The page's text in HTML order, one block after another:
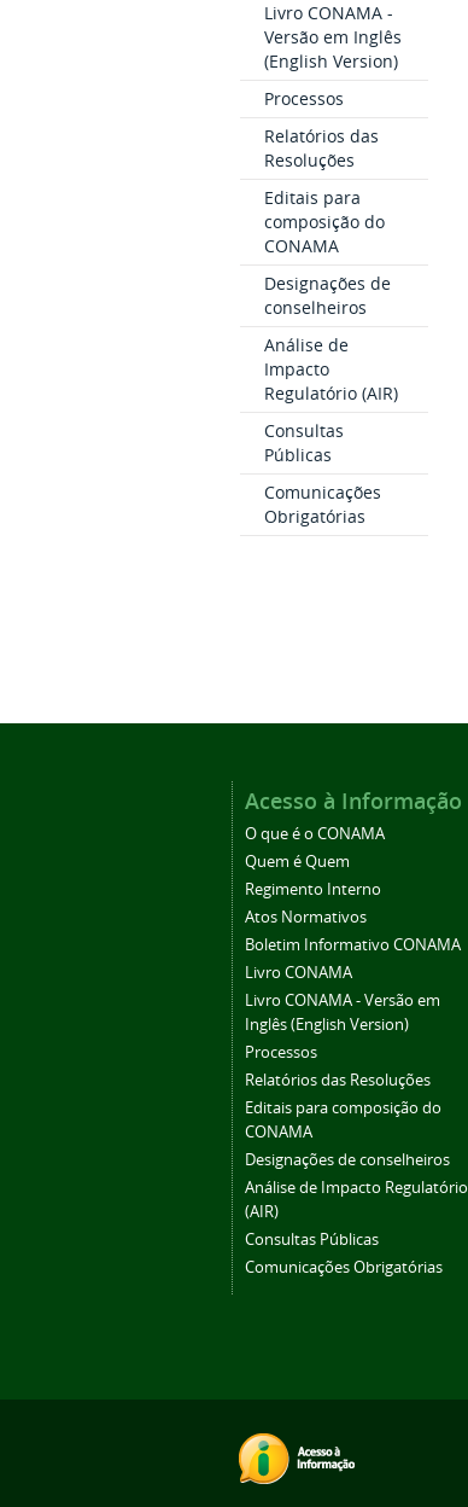
Livro CONAMA -
Versão em Inglês
(English Version)
Processos
Relatórios das
Resoluções
Editais para
composição do
CONAMA
Designações de
conselheiros
Análise de
Impacto
Regulatório (AIR)
Consultas
Públicas
Comunicações
Obrigatórias
Acesso à Informação
O que é o CONAMA
Quem é Quem
Regimento Interno
Atos Normativos
Boletim Informativo CONAMA
Livro CONAMA
Livro CONAMA - Versão em
Inglês (English Version)
Processos
Relatórios das Resoluções
Editais para composição do
CONAMA
Designações de conselheiros
Análise de Impacto Regulatório
(AIR)
Consultas Públicas
Comunicações Obrigatórias